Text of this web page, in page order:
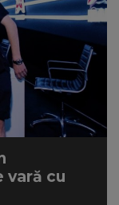
vară cu